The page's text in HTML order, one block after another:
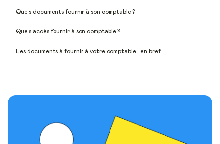
Quels documents fournir à son comptable ?
Quels accès fournir à son comptable ?
Les documents à fournir à votre comptable : en bref